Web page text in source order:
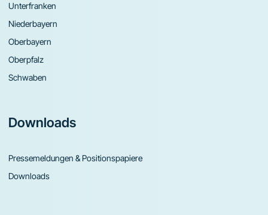
Unterfranken
Niederbayern
Oberbayern
Oberpfalz
Schwaben
Downloads
Pressemeldungen & Positionspapiere
Downloads